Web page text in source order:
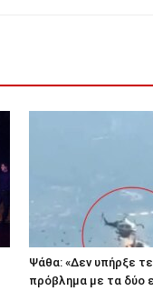
Ψάθα: «Δεν υπήρξε
πρόβλημα με τα δύο